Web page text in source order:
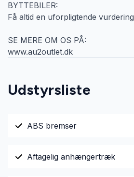
BYTTEBILER:
Få altid en uforpligtende vurdering
SE MERE OM OS PÅ:
www.au2outlet.dk
Udstyrsliste
ABS bremser
Aftagelig anhængertræk